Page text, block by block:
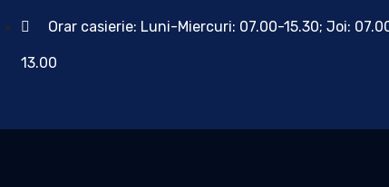
Orar casierie: Luni-Miercuri: 07.00-15.30; Joi:
13.00